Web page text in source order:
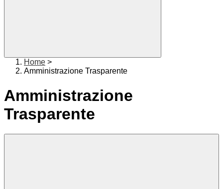
Home >
Amministrazione Trasparente
Amministrazione
Trasparente